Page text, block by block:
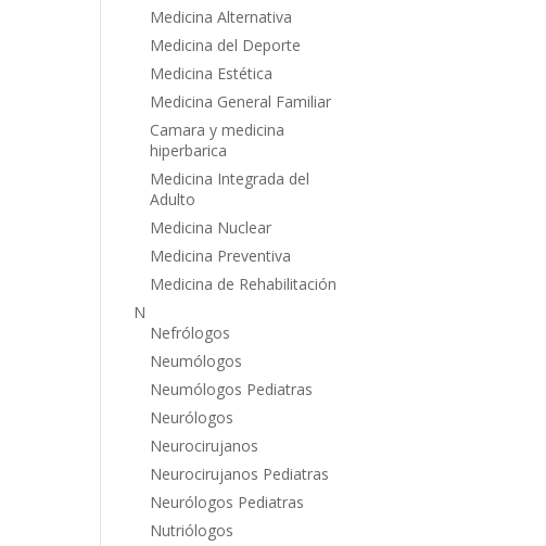
Medicina Alternativa
Medicina del Deporte
Medicina Estética
Medicina General Familiar
Camara y medicina
hiperbarica
Medicina Integrada del
Adulto
Medicina Nuclear
Medicina Preventiva
Medicina de Rehabilitación
N
Nefrólogos
Neumólogos
Neumólogos Pediatras
Neurólogos
Neurocirujanos
Neurocirujanos Pediatras
Neurólogos Pediatras
Nutriólogos